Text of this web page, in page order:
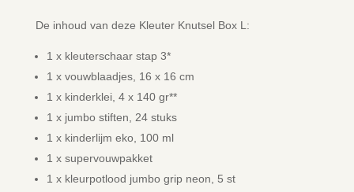
De inhoud van deze Kleuter Knutsel Box L:
1 x kleuterschaar stap 3*
1 x vouwblaadjes, 16 x 16 cm
1 x kinderklei, 4 x 140 gr**
1 x jumbo stiften, 24 stuks
1 x kinderlijm eko, 100 ml
1 x supervouwpakket
1 x kleurpotlood jumbo grip neon, 5 st